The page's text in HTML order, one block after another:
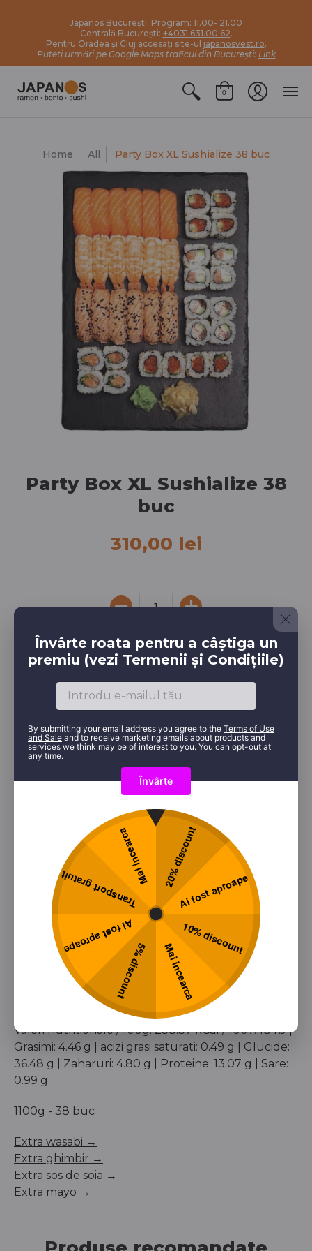
Japanos București: Program: 11.00- 21.00
Centrală București: +4031.631.00.62.
Pentru Oradea și Cluj accesați site-ul japanosvest.ro.
Puteti urmări pe Google Maps traficul din București: Link
0
Home All Party Box XL Sushialize 38 buc
Party Box XL Sushialize 38
buc
310,00 lei
Descriere Informații livrare
buc Nigiri Salmon Aburi, 6 buc Nigiri Ebi, 4 buc Maki
Tuna Cucumber, 4 buc Maki California, 4 buc Maki
Spicy Salmon, 4 buc Maki Spicy Tuna, 4 buc Maki
Philadelphia
Vezi meniul a la carte pentru descrierea detaliata a
produselor şi a alergenilor.
Alergeni: peste, cereale care contin gluten, soia,
seminte de susan, crustacee, lapte, oua
Aditivi: E 621; E 124, E 450; E 451; E 452; E 1414; E 508;
E 631; E 635; E 120; E 160c, E 407; E 410; E 202; E 509,
Valori nutritionale / 100g: 238.37 kCal / 1007.48 kJ |
Grasimi: 4.46 g | acizi grasi saturati: 0.49 g | Glucide:
36.48 g | Zaharuri: 4.80 g | Proteine: 13.07 g | Sare:
0.99 g.
1100g - 38 buc
Extra wasabi →
Extra ghimbir →
Extra sos de soia →
Extra mayo →
domiciliu este de 75 lei.
Învârte roata pentru a câștiga un
premiu (vezi Termenii și Condițiile)
By submitting your email address you agree to the Terms of Use
and Sale and to receive marketing emails about products and
services we think may be of interest to you. You can opt-out at
any time.
Mai incearca
Transport gratuit
Ai fost aproape
5% discount Mai incearca
10% discount
Ai fost aproape
20% discount